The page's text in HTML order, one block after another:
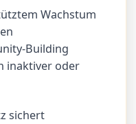
Wachstum
Building
inaktiver oder
sichert